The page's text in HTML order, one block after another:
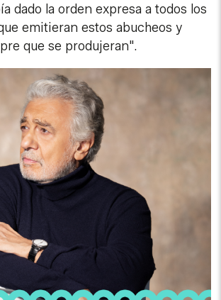
dado la orden expresa a todos los
emitieran estos abucheos y
que se produjeran".